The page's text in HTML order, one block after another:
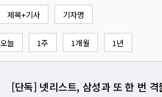
제목+기사 기자명
오늘 1주 1개월 1년
[단독] 넷리스트, 삼성과 또 한 번